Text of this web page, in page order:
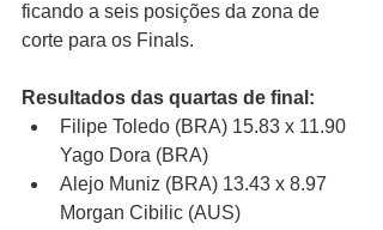
ficando a seis posições da zona de
corte para os Finals.
Resultados das quartas de final:
Filipe Toledo (BRA) 15.83 x 11.90
Yago Dora (BRA)
Alejo Muniz (BRA) 13.43 x 8.97
Morgan Cibilic (AUS)